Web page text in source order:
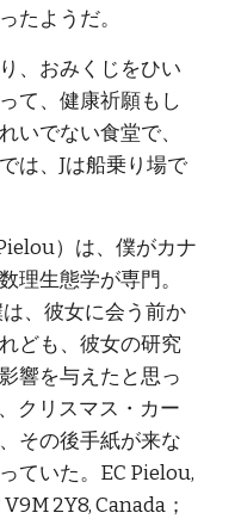
たようだ。
、おみくじをひい
て、健康祈願もし
いでない食堂で、
は、Jは船乗り場で
）は、僕がカナ
理生態学が専門。
、彼女に会う前か
ども、彼女の研究
響を与えたと思っ
クリスマス・カー
その後手紙が来な
ていた。EC Pielou,
2Y8, Canada；